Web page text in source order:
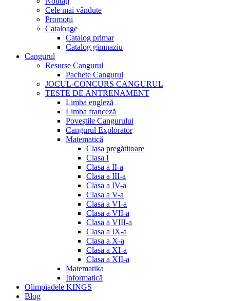
Cele mai vândute
Promoții
Cataloage
Catalog primar
Catalog gimnaziu
Cangurul
Resurse Cangurul
Pachete Cangurul
JOCUL-CONCURS CANGURUL
TESTE DE ANTRENAMENT
Limba engleză
Limba franceză
Poveștile Cangurului
Cangurul Explorator
Matematică
Clasa pregătitoare
Clasa I
Clasa a II-a
Clasa a III-a
Clasa a IV-a
Clasa a V-a
Clasa a VI-a
Clasa a VII-a
Clasa a VIII-a
Clasa a IX-a
Clasa a X-a
Clasa a XI-a
Clasa a XII-a
Matematika
Informatică
Olimpiadele KINGS
Blog